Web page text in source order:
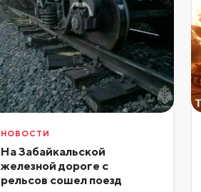
НОВОСТИ
На Забайкальской
железной дороге с
рельсов сошел поезд